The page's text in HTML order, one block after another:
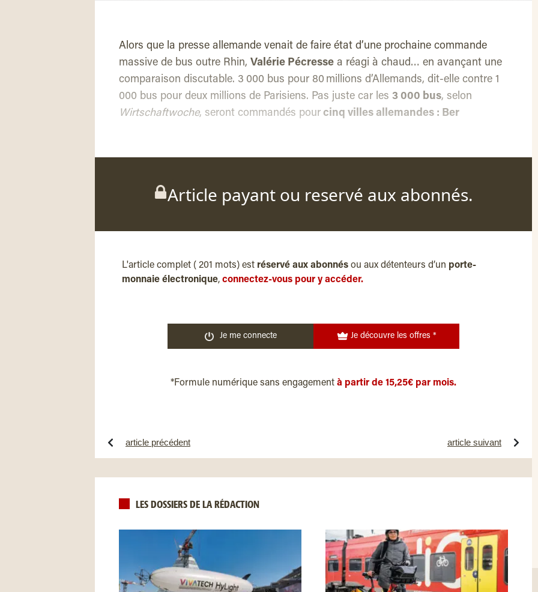
Alors que la presse allemande venait de faire état d’une prochaine commande
massive de bus outre Rhin, Valérie Pécresse a réagi à chaud… en avançant une
comparaison discutable. 3 000 bus pour 80 millions d’Allemands, dit-elle contre 1
000 bus pour deux millions de Parisiens. Pas juste car les 3 000 bus, selon
Wirtschaftwoche, seront commandés pour cinq villes allemandes : Ber
Article payant ou reservé aux abonnés.
L'article complet ( 201 mots) est réservé aux abonnés ou aux détenteurs d’un porte-
monnaie électronique, connectez-vous pour y accéder.
Je me connecte Je découvre les offres *
*Formule numérique sans engagement à partir de 15,25€ par mois.
article précédent article suivant
LES DOSSIERS DE LA RÉDACTION